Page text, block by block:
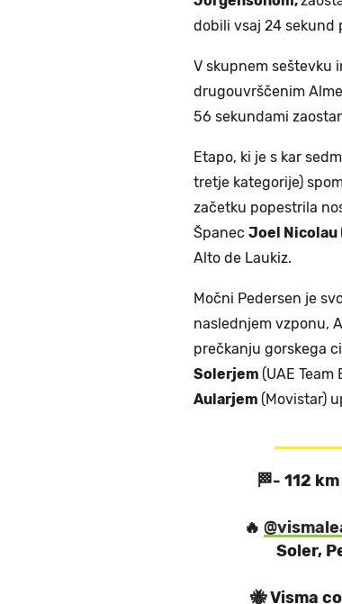
dobili vsaj 24 sekund
V skupnem seštevku
drugouvrščenim
56 sekundami
Etapo, ki je s kar
tretje kategorije)
začetku popestrila
Španec Joel Nicolau
Alto de Laukiz.
Močni Pedersen je
naslednjem vzponu,
prečkanju gorskega
Solerjem (UAE
Aularjem (Movistar)
🏁- 112
🔥
Soler,
🐝 Visma